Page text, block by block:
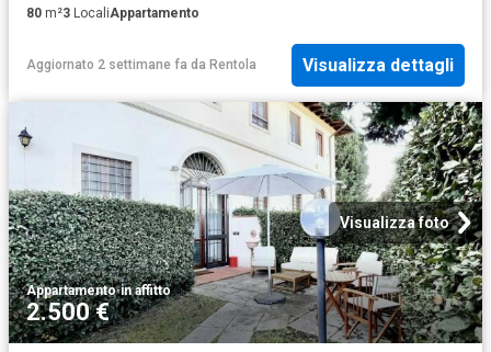
80 m²3 LocaliAppartamento
Aggiornato 2 settimane fa da Rentola Visualizza dettagli
Visualizza foto
Appartamento·in affitto
2.500 €